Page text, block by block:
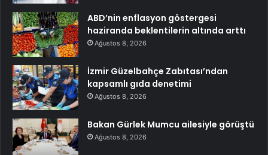
ABD’nin enflasyon göstergesi
haziranda beklentilerin altında arttı
Ağustos 8, 2026
İzmir Güzelbahçe Zabıtası’ndan
kapsamlı gıda denetimi
Ağustos 8, 2026
Bakan Gürlek Mumcu ailesiyle görüştü
Ağustos 8, 2026